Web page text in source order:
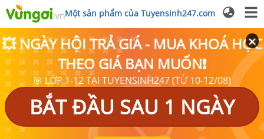
Một sản phẩm của Tuyensinh247.com
💥 NGÀY HỘI TRẢ GIÁ - MUA KHOÁ HỌC
THEO GIÁ BẠN MUỐN❗
🎯 LỚP 1-12 TẠI TUYENSINH247 (TỪ 10-12/08)
BẮT ĐẦU SAU 1 NGÀY